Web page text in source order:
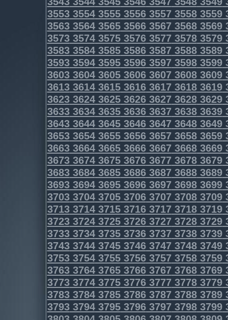
3553355435553556355735583559
3563356435653566356735683569
3573357435753576357735783579
3583358435853586358735883589
3593359435953596359735983599
3603360436053606360736083609
3613361436153616361736183619
3623362436253626362736283629
3633363436353636363736383639
3643364436453646364736483649
3653365436553656365736583659
3663366436653666366736683669
3673367436753676367736783679
3683368436853686368736883689
3693369436953696369736983699
3703370437053706370737083709
3713371437153716371737183719
3723372437253726372737283729
3733373437353736373737383739
3743374437453746374737483749
3753375437553756375737583759
3763376437653766376737683769
3773377437753776377737783779
3783378437853786378737883789
3793379437953796379737983799